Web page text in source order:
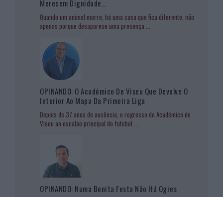
Merecem Dignidade…
Quando um animal morre, há uma casa que fica diferente, não
apenas porque desaparece uma presença ...
OPINANDO: O Académico De Viseu Que Devolve O
Interior Ao Mapa Da Primeira Liga
Depois de 37 anos de ausência, o regresso do Académico de
Viseu ao escalão principal do futebol ...
OPINANDO: Numa Bonita Festa Não Há Ogres